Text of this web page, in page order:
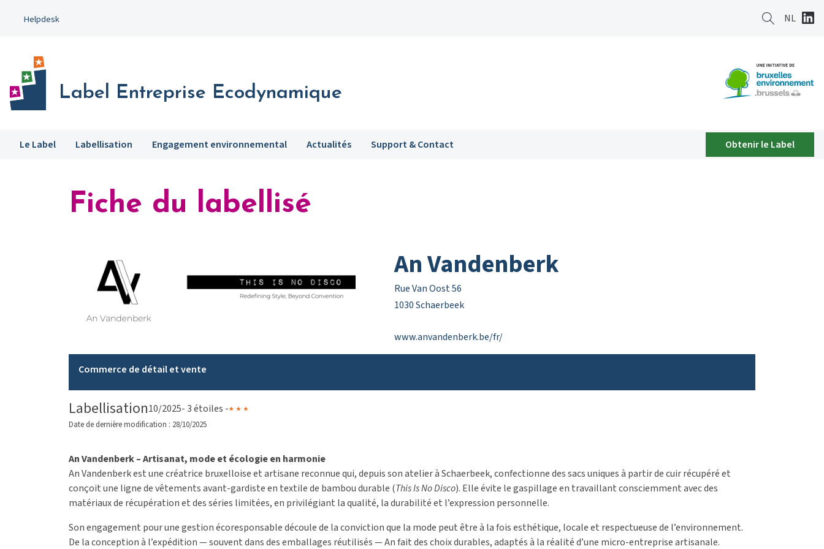
Helpdesk NL
Label Entreprise Ecodynamique
Le Label Labellisation Engagement environnemental Actualités Support & Contact Obtenir le Label
Fiche du labellisé
An Vandenberk
Rue Van Oost 56
1030 Schaerbeek
www.anvandenberk.be/fr/
Commerce de détail et vente
Labellisation10/2025- 3 étoiles -
Date de dernière modification : 28/10/2025
An Vandenberk – Artisanat, mode et écologie en harmonie
An Vandenberk est une créatrice bruxelloise et artisane reconnue qui, depuis son atelier à Schaerbeek, confectionne des sacs uniques à partir de cuir récupéré et
conçoit une ligne de vêtements avant-gardiste en textile de bambou durable (This Is No Disco). Elle évite le gaspillage en travaillant consciemment avec des
matériaux de récupération et des séries limitées, en privilégiant la qualité, la durabilité et l’expression personnelle.
Son engagement pour une gestion écoresponsable découle de la conviction que la mode peut être à la fois esthétique, locale et respectueuse de l’environnement.
De la conception à l’expédition — souvent dans des emballages réutilisés — An fait des choix durables, adaptés à la réalité d’une micro-entreprise artisanale.